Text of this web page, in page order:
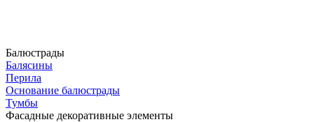
Балюстрады
Балясины
Перила
Основание балюстрады
Тумбы
Фасадные декоративные элементы